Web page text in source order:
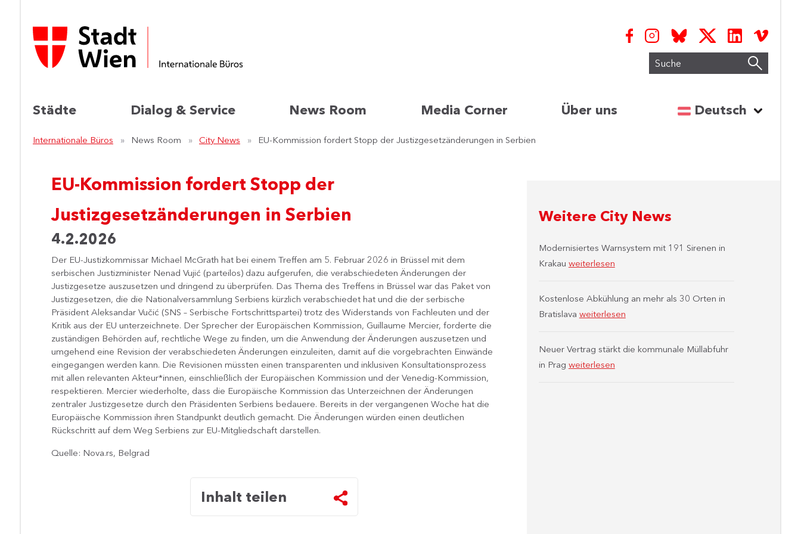
Suche
Städte Dialog & Service News Room Media Corner Über uns Sprache
Deutsch
Internationale Büros News Room City News EU-Kommission fordert Stopp der Justizgesetzänderungen in Serbien
EU-Kommission fordert Stopp der
Justizgesetzänderungen in Serbien
4.2.2026
Der EU-Justizkommissar Michael McGrath hat bei einem Treffen am 5. Februar 2026 in Brüssel mit dem
serbischen Justizminister Nenad Vujić (parteilos) dazu aufgerufen, die verabschiedeten Änderungen der
Justizgesetze auszusetzen und dringend zu überprüfen. Das Thema des Treffens in Brüssel war das Paket von
Justizgesetzen, die die Nationalversammlung Serbiens kürzlich verabschiedet hat und die der serbische
Präsident Aleksandar Vučić (SNS – ​​Serbische Fortschrittspartei) trotz des Widerstands von Fachleuten und der
Kritik aus der EU unterzeichnete. Der Sprecher der Europäischen Kommission, Guillaume Mercier, forderte die
zuständigen Behörden auf, rechtliche Wege zu finden, um die Anwendung der Änderungen auszusetzen und
umgehend eine Revision der verabschiedeten Änderungen einzuleiten, damit auf die vorgebrachten Einwände
eingegangen werden kann. Die Revisionen müssten einen transparenten und inklusiven Konsultationsprozess
mit allen relevanten Akteur*innen, einschließlich der Europäischen Kommission und der Venedig-Kommission,
respektieren. Mercier wiederholte, dass die Europäische Kommission das Unterzeichnen der Änderungen
zentraler Justizgesetze durch den Präsidenten Serbiens bedauere. Bereits in der vergangenen Woche hat die
Europäische Kommission ihren Standpunkt deutlich gemacht. Die Änderungen würden einen deutlichen
Rückschritt auf dem Weg Serbiens zur EU-Mitgliedschaft darstellen.
Quelle: Nova.rs, Belgrad
Inhalt teilen
Weitere City News
Modernisiertes Warnsystem mit 191 Sirenen in
Krakau weiterlesen
Kostenlose Abkühlung an mehr als 30 Orten in
Bratislava weiterlesen
Neuer Vertrag stärkt die kommunale Müllabfuhr
in Prag weiterlesen